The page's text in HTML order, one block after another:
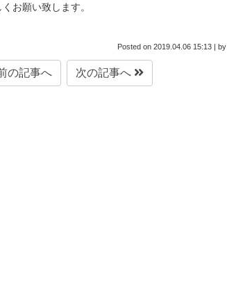
お願い致します。
Posted on 2019.04.06 15:13 | by
の記事へ 次の記事へ